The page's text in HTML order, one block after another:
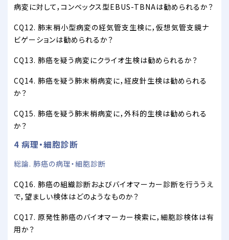
病変に対して，コンベックス型EBUS-TBNAは勧められるか？
CQ12. 肺末梢小型病変の経気管支生検に，仮想気管支鏡ナ
ビゲーションは勧められるか？
CQ13. 肺癌を疑う病変にクライオ生検は勧められるか？
CQ14. 肺癌を疑う肺末梢病変に，経皮針生検は勧められる
か？
CQ15. 肺癌を疑う肺末梢病変に，外科的生検は勧められる
か？
4 病理・細胞診断
総論. 肺癌の病理・細胞診断
CQ16. 肺癌の組織診断およびバイオマーカー診断を行ううえ
で，望ましい検体はどのようなものか？
CQ17. 原発性肺癌のバイオマーカー検索に，細胞診検体は有
用か？